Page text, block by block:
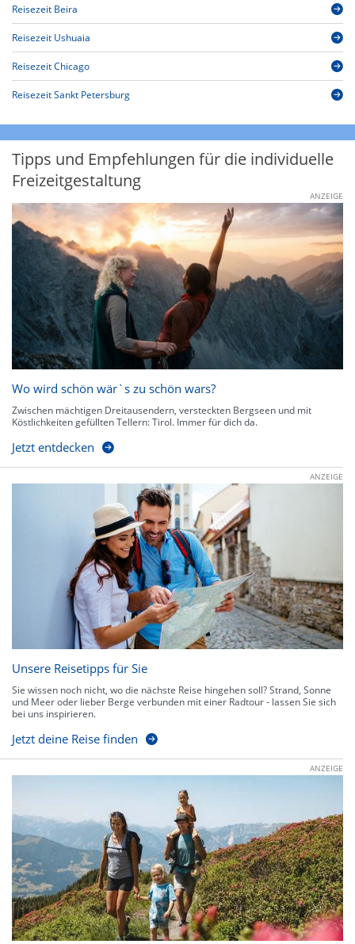
Reisezeit Beira
Reisezeit Ushuaia
Reisezeit Chicago
Reisezeit Sankt Petersburg
Tipps und Empfehlungen für die individuelle
Freizeitgestaltung
ANZEIGE
Wo wird schön wär`s zu schön wars?
Zwischen mächtigen Dreitausendern, versteckten Bergseen und mit
Köstlichkeiten gefüllten Tellern: Tirol. Immer für dich da.
Jetzt entdecken
ANZEIGE
Unsere Reisetipps für Sie
Sie wissen noch nicht, wo die nächste Reise hingehen soll? Strand, Sonne
und Meer oder lieber Berge verbunden mit einer Radtour - lassen Sie sich
bei uns inspirieren.
Jetzt deine Reise finden
ANZEIGE